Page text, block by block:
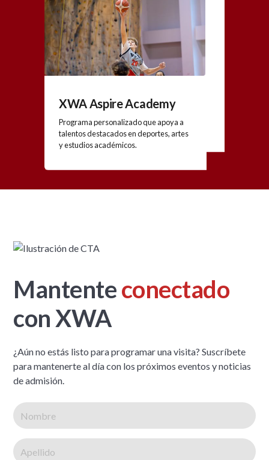
XWA Aspire Academy
Programa personalizado que apoya a
talentos destacados en deportes, artes
y estudios académicos.
Mantenteconectado
con XWA
¿Aún no estás listo para programar una visita? Suscríbete
para mantenerte al día con los próximos eventos y noticias
de admisión.